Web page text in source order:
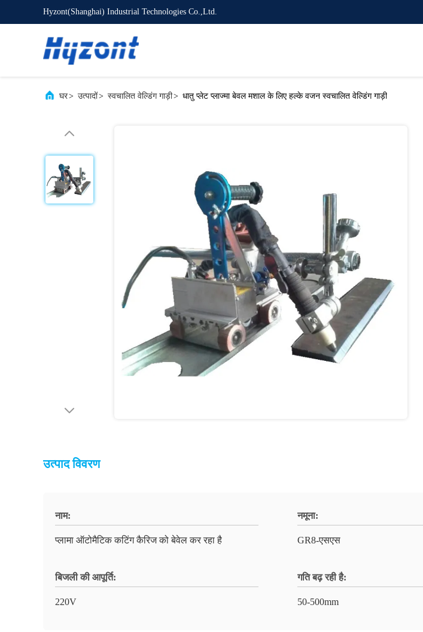
Hyzont(Shanghai) Industrial Technologies Co.,Ltd.
घर> उत्पादों> स्वचालित वेल्डिंग गाड़ी> धातु प्लेट प्लाज्मा बेवल मशाल के लिए हल्के वजन स्वचालित वेल्डिंग गाड़ी
उत्पाद विवरण
नाम:
प्लामा ऑटोमैटिक कटिंग कैरिज को बेवेल कर रहा है
नमूना:
GR8-एसएस
बिजली की आपूर्ति:
220V
गति बढ़ रही है:
50-500mm